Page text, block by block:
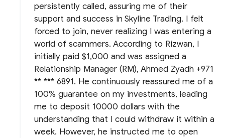
persistently called, assuring me of their
support and success in Skyline Trading. I felt
forced to join, never realizing I was entering a
world of scammers. According to Rizwan, I
initially paid $1,000 and was assigned a
Relationship Manager (RM), Ahmed Zyadh +971
** *** 6891. He continuously reassured me of a
100% guarantee on my investments, leading
me to deposit 10000 dollars with the
understanding that I could withdraw it within a
week. However, he instructed me to open